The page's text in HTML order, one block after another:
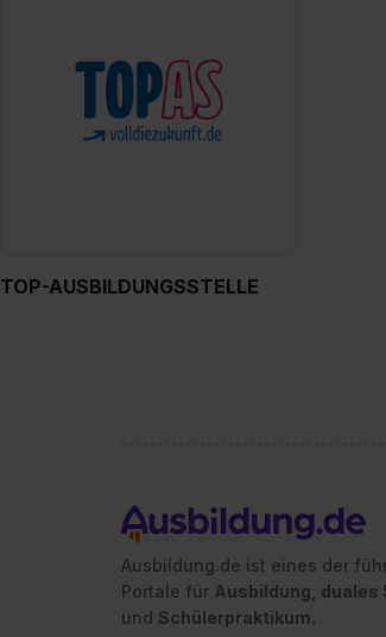
TOP-AUSBILDUNGSSTELLE
Ausbildung.de ist eines der
Portale für Ausbildung, duales
und Schülerpraktikum.